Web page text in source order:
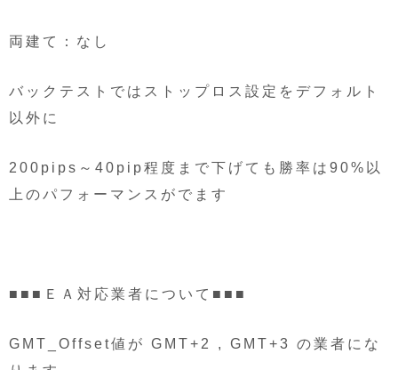
両建て：なし
バックテストではストップロス設定をデフォルト
以外に
200pips～40pip程度まで下げても勝率は90%以
上のパフォーマンスがでます
■■■ＥＡ対応業者について■■■
GMT_Offset値が GMT+2 , GMT+3 の業者にな